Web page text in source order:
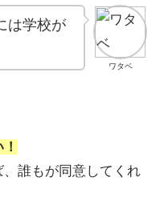
ワタベ
は学校が
誰もが同意してくれ